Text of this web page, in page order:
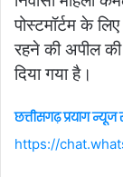
पोस्टमॉर्टम के
रहने की अपील
दिया गया है।
छत्तीसगढ़ प्रयाग
https://